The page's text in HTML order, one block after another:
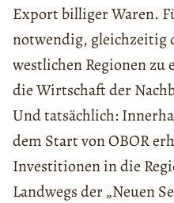
Export billiger Waren.
notwendig, gleichzeitig
westlichen Regionen
die Wirtschaft der
Und tatsächlich:
dem Start von OBOR
Investitionen in die
Landwegs der „Neuen